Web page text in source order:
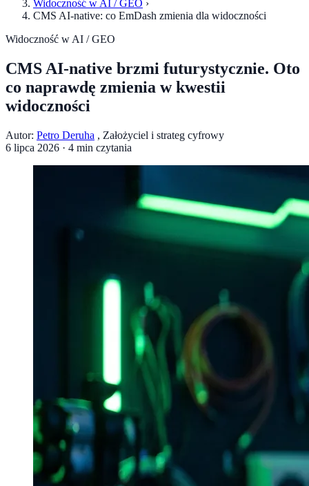
Widoczność w AI / GEO ›
CMS AI-native: co EmDash zmienia dla widoczności
Widoczność w AI / GEO
CMS AI-native brzmi futurystycznie. Oto
co naprawdę zmienia w kwestii
widoczności
Autor: Petro Deruha , Założyciel i strateg cyfrowy
6 lipca 2026 · 4 min czytania